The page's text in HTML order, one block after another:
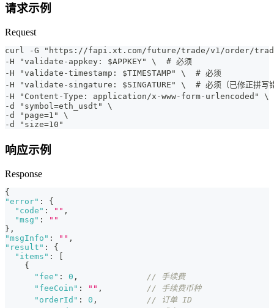
请求示例
Request
curl -G "https://fapi.xt.com/future/trade/v1/order/
-H "validate-appkey: $APPKEY" \  # 必须
-H "validate-timestamp: $TIMESTAMP" \  # 必须
-H "validate-singature: $SINGATURE" \  # 必须（已修正拼
-H "Content-Type: application/x-www-form-urlencoded" \
-d "symbol=eth_usdt" \
-d "page=1" \
-d "size=10"
响应示例
Response
{
"error" :
{
"code" : "" ,
"msg" :
""
} ,
"msgInfo" : "" ,
"result" :
{
"items" :
[
{
"fee" : 0 ,
// 手续费
"feeCoin" : "" ,
// 手续费币种
"orderId" : 0 ,
// 订单 ID